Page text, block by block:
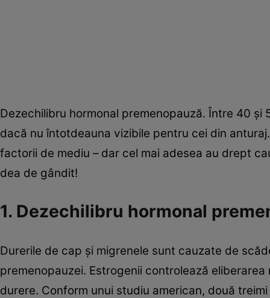
Dezechilibru hormonal premenopauză. Între 40
dacă nu întotdeauna vizibile pentru cei din
factorii de mediu – dar cel mai adesea au drept
dea de gândit!
1. Dezechilibru hormonal
Durerile de cap şi migrenele sunt cauzate de
premenopauzei. Estrogenii controlează
durere. Conform unui studiu american, două